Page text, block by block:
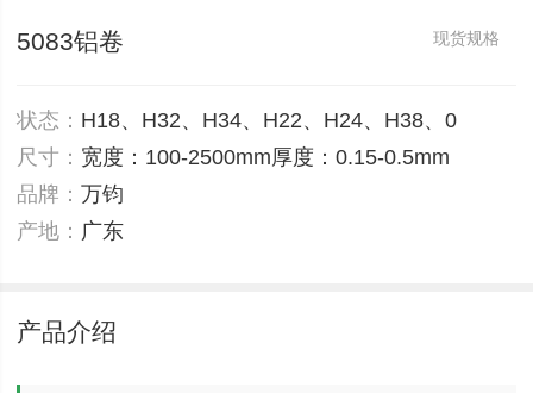
5083铝卷 现货规格
状态： H18、H32、H34、H22、H24、H38、0
尺寸： 宽度：100-2500mm厚度：0.15-0.5mm
品牌： 万钧
产地： 广东
产品介绍